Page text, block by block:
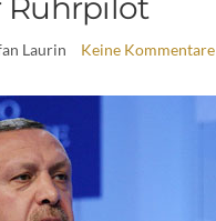
Laurin Keine Kommentare